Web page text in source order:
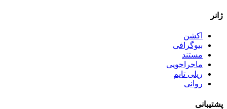
ژانر
اکشن
بیوگرافی
مستند
ماجراجویی
ریلی تایم
روانی
پشتیبانی